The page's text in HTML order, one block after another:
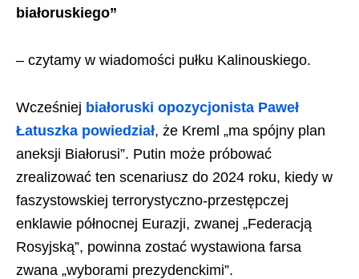
białoruskiego”
– czytamy w wiadomości pułku Kalinouskiego.
Wcześniej białoruski opozycjonista Paweł
Łatuszka powiedział, że Kreml „ma spójny plan
aneksji Białorusi”. Putin może próbować
zrealizować ten scenariusz do 2024 roku, kiedy w
faszystowskiej terrorystyczno-przestępczej
enklawie północnej Eurazji, zwanej „Federacją
Rosyjską”, powinna zostać wystawiona farsa
zwana „wyborami prezydenckimi”.